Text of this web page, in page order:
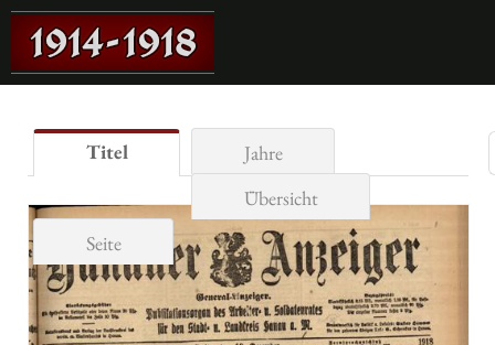
Titel
Jahre
Übersicht
Seite